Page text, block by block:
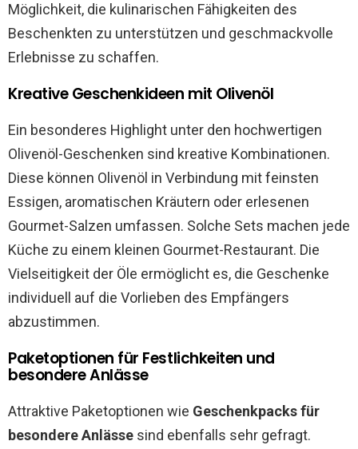
Möglichkeit, die kulinarischen Fähigkeiten des
Beschenkten zu unterstützen und geschmackvolle
Erlebnisse zu schaffen.
Kreative Geschenkideen mit Olivenöl
Ein besonderes Highlight unter den hochwertigen
Olivenöl-Geschenken sind kreative Kombinationen.
Diese können Olivenöl in Verbindung mit feinsten
Essigen, aromatischen Kräutern oder erlesenen
Gourmet-Salzen umfassen. Solche Sets machen jede
Küche zu einem kleinen Gourmet-Restaurant. Die
Vielseitigkeit der Öle ermöglicht es, die Geschenke
individuell auf die Vorlieben des Empfängers
abzustimmen.
Paketoptionen für Festlichkeiten und
besondere Anlässe
Attraktive Paketoptionen wie Geschenkpacks für
besondere Anlässe sind ebenfalls sehr gefragt.